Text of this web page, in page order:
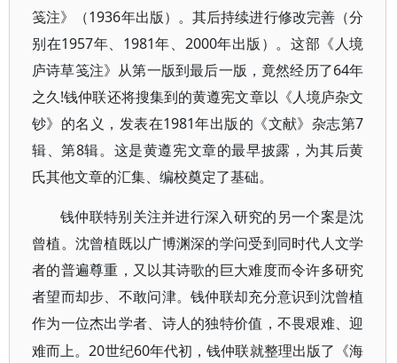
笺注》（1936年出版）。其后持续进行修改完善（分
别在1957年、1981年、2000年出版）。这部《人境
庐诗草笺注》从第一版到最后一版，竟然经历了64年
之久!钱仲联还将搜集到的黄遵宪文章以《人境庐杂文
钞》的名义，发表在1981年出版的《文献》杂志第7
辑、第8辑。这是黄遵宪文章的最早披露，为其后黄
氏其他文章的汇集、编校奠定了基础。
钱仲联特别关注并进行深入研究的另一个案是沈
曾植。沈曾植既以广博渊深的学问受到同时代人文学
者的普遍尊重，又以其诗歌的巨大难度而令许多研究
者望而却步、不敢问津。钱仲联却充分意识到沈曾植
作为一位杰出学者、诗人的独特价值，不畏艰难、迎
难而上。 20世纪60年代初，钱仲联就整理出版了《海